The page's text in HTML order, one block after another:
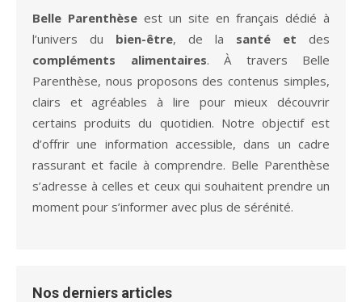
Belle Parenthèse est un site en français dédié à
l’univers du bien-être, de la santé et des
compléments alimentaires. À travers Belle
Parenthèse, nous proposons des contenus simples,
clairs et agréables à lire pour mieux découvrir
certains produits du quotidien. Notre objectif est
d’offrir une information accessible, dans un cadre
rassurant et facile à comprendre. Belle Parenthèse
s’adresse à celles et ceux qui souhaitent prendre un
moment pour s’informer avec plus de sérénité.
Nos derniers articles